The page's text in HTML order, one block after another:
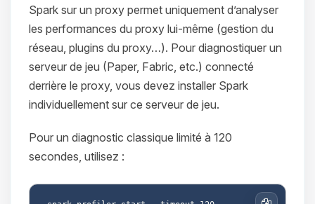
Spark sur un proxy permet uniquement d’analyser
les performances du proxy lui-même (gestion du
réseau, plugins du proxy…). Pour diagnostiquer un
serveur de jeu (Paper, Fabric, etc.) connecté
derrière le proxy, vous devez installer Spark
individuellement sur ce serveur de jeu.
Pour un diagnostic classique limité à 120
secondes, utilisez :